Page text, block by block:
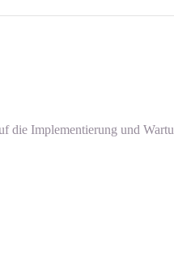
die Implementierung und